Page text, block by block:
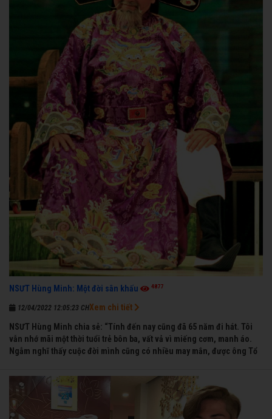
NSƯT Hùng Minh: Một đời sân khấu 4877
12/04/2022 12:05:23 CH
NSƯT Hùng Minh chia sẻ: “Tính đến nay cũng đã 65 năm đi hát. Tôi
vẫn nhớ mãi một thời tuổi trẻ bôn ba, vất vả vì miếng cơm, manh áo.
Ngẫm nghĩ thấy cuộc đời mình cũng có nhiều may mắn, được ông Tổ
trong dòng đời xuôi ngược nhận được những cơ may để từng bước
thành danh với nghiệp ca diễn”.
Xem chi tiết